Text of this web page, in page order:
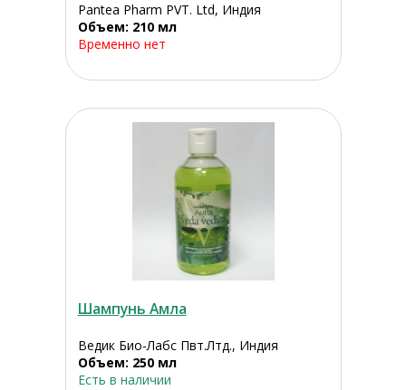
Pantea Pharm PVT. Ltd, Индия
Объем: 210 мл
Временно нет
Шампунь Амла
Ведик Био-Лабс Пвт.Лтд., Индия
Объем: 250 мл
Есть в наличии